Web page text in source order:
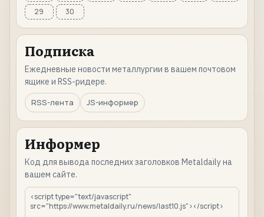
29
30
Подписка
Ежедневные новости металлургии в вашем почтовом
ящике и RSS-ридере.
RSS-лента
JS-информер
Информер
Код для вывода последних заголовков Metaldaily на
вашем сайте.